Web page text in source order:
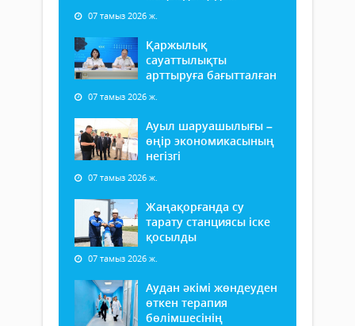
07 тамыз 2026 ж.
Қаржылық
сауаттылықты
арттыруға бағытталған
07 тамыз 2026 ж.
Ауыл шаруашылығы –
өңір экономикасының
негізгі
07 тамыз 2026 ж.
Жаңақорғанда су
тарату станциясы іске
қосылды
07 тамыз 2026 ж.
Аудан әкімі жөндеуден
өткен терапия
бөлімшесінің